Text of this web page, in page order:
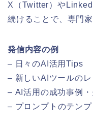
X（Twitter）や
続けることで、専門
発信内容の例
– 日々のAI活用Tips
– 新しいAIツールのレ
– AI活用の成功事例・
– プロンプトのテン